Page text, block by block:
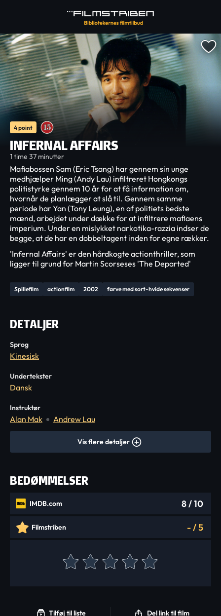
4 point
INFERNAL AFFAIRS
1 time 37 minutter
Spillefilm actionfilm 2002 farve med sort-hvide sekvenser
Mafiabossen Sam (Eric Tsang) har gennem sin unge
medhjælper Ming (Andy Lau) infiltreret Hongkongs
politistyrke gennem 10 år for at få information om,
hvornår de planlægger at slå til. Gennem samme
periode har Yan (Tony Leung), en af politiets bedste
mænd, arbejdet under dække for at infiltrere mafiaens
imperium. Under en mislykket narkotika-razzia indser de
begge, at de har en dobbeltagent inden for egne rækker.
'Infernal Affairs' er den hårdkogte actionthriller, som
ligger til grund for Martin Scorseses 'The Departed'
DETALJER
Sprog
Kinesisk
Undertekster
Dansk
Instruktør
Alan Mak Andrew Lau
Vis flere detaljer
BEDØMMELSER
IMDB.com 8/ 10
Filmstriben -/5
Tilføj til liste Del link til film